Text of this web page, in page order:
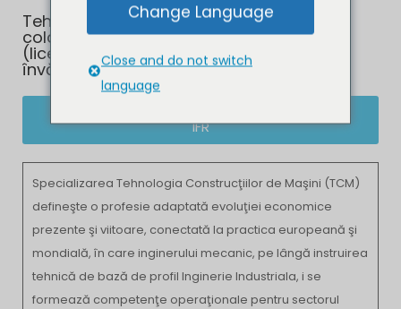
Tehnologia Construcțiilor de Mașini – în
colaborare cu Facultatea de Mecanică
(licență - ingineri - 4 ani de studiu) -
învățământ cu frecvență redusă
IFR
Specializarea Tehnologia Construcţiilor de Maşini (TCM)
defineşte o profesie adaptată evoluţiei economice
prezente şi viitoare, conectată la practica europeană şi
mondială, în care inginerului mecanic, pe lângă instruirea
tehnică de bază de profil Inginerie Industriala, i se
formează competenţe operaţionale pentru sectorul
Change Language
Close and do not switch
language